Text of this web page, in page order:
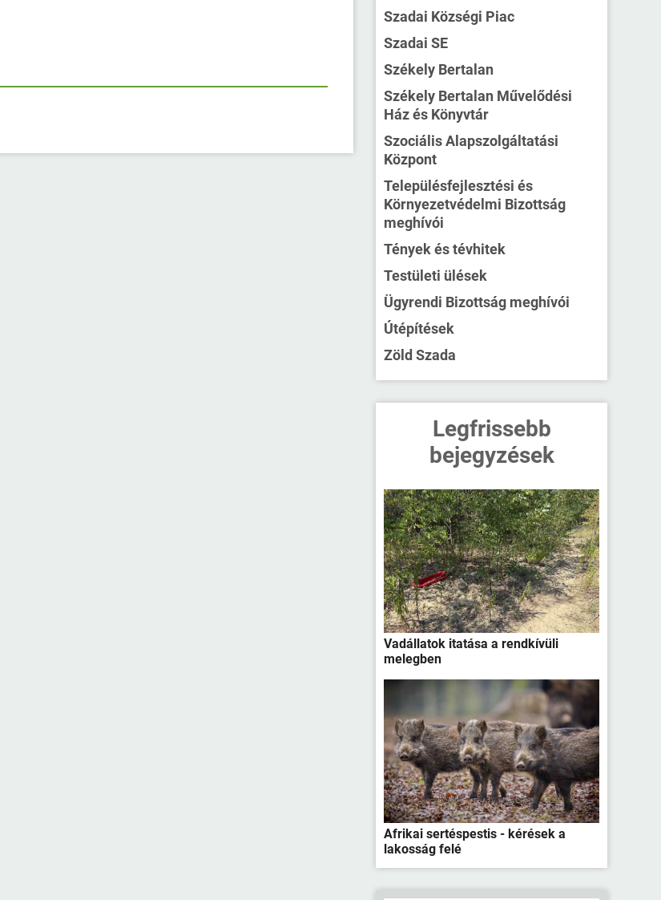
Szadai Községi Piac
Szadai SE
Székely Bertalan
Székely Bertalan Művelődési
Ház és Könyvtár
Szociális Alapszolgáltatási
Központ
Településfejlesztési és
Környezetvédelmi Bizottság
meghívói
Tények és tévhitek
Testületi ülések
Ügyrendi Bizottság meghívói
Útépítések
Zöld Szada
Legfrissebb
bejegyzések
Vadállatok itatása a rendkívüli
melegben
Afrikai sertéspestis - kérések a
lakosság felé